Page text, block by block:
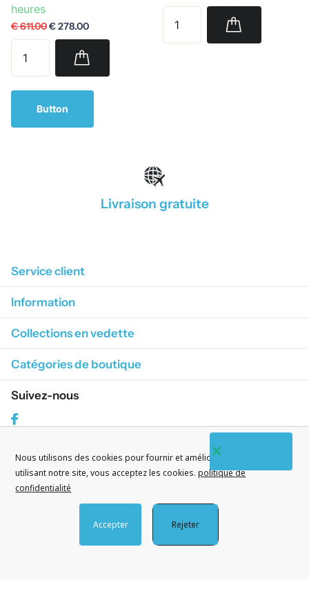
heures
€ 611.00€ 278.00
Button
Livraison gratuite
Service client
Information
Collections en vedette
Catégories de boutique
Suivez-nous
S'abonner à nos courriels
©2026CityWatches.fr
Nous utilisons des cookies pour fournir et améliorer nos services. En
utilisant notre site, vous acceptez les cookies. politique de
confidentialité
Accepter Rejeter